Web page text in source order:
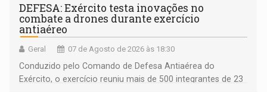
DEFESA: Exército testa inovações no
combate a drones durante exercício
antiaéreo
Geral 07 de Agosto de 2026 às 18:30
Conduzido pelo Comando de Defesa Antiaérea do
Exército, o exercício reuniu mais de 500 integrantes de 23